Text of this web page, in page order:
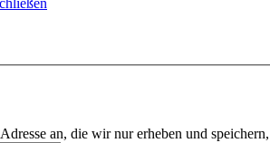
an, die wir nur erheben und